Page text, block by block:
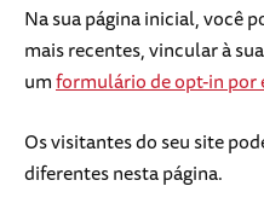
Na sua página inicial, você
mais recentes, vincular à sua
umformulário de opt-in por
Os visitantes do seu site
diferentes nesta página.